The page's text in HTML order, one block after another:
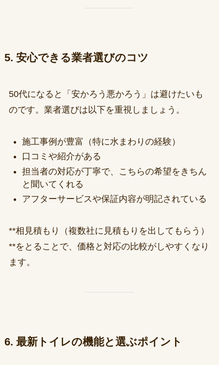
5. 安心できる業者選びのコツ
50代になると「安かろう悪かろう」は避けたいも
のです。業者選びは以下を重視しましょう。
施工事例が豊富（特に水まわりの経験）
口コミや紹介がある
担当者の対応が丁寧で、こちらの希望をきちん
と聞いてくれる
アフターサービスや保証内容が明記されている
**相見積もり（複数社に見積もりを出してもらう）
**をとることで、価格と対応の比較がしやすくなり
ます。
6. 最新トイレの機能と選ぶポイント